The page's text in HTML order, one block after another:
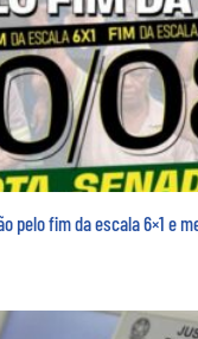
pelo fim da escala 6×1 e